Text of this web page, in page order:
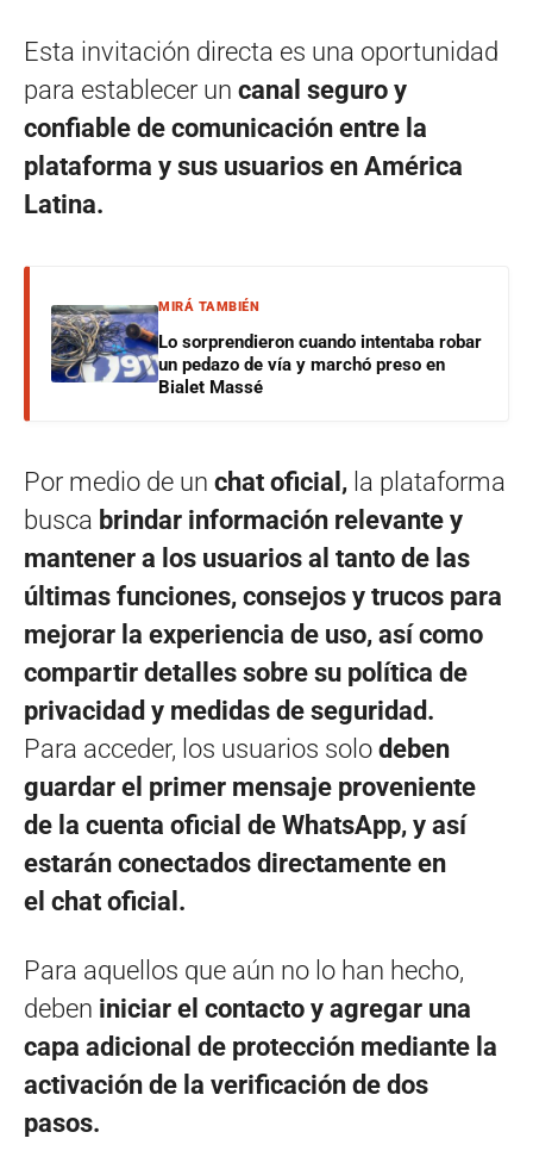
Esta invitación directa es una oportunidad
para establecer un canal seguro y
confiable de comunicación entre la
plataforma y sus usuarios en América
Latina.
MIRÁ TAMBIÉN
Lo sorprendieron cuando intentaba robar
un pedazo de vía y marchó preso en
Bialet Massé
Por medio de un chat oficial, la plataforma
busca brindar información relevante y
mantener a los usuarios al tanto de las
últimas funciones, consejos y trucos para
mejorar la experiencia de uso, así como
compartir detalles sobre su política de
privacidad y medidas de seguridad.
Para acceder, los usuarios solo deben
guardar el primer mensaje proveniente
de la cuenta oficial de WhatsApp, y así
estarán conectados directamente en
el chat oficial.
Para aquellos que aún no lo han hecho,
deben iniciar el contacto y agregar una
capa adicional de protección mediante la
activación de la verificación de dos
pasos.